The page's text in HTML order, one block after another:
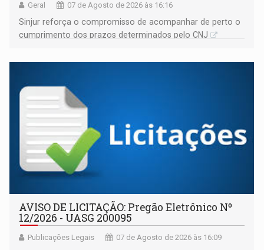
Geral 07 de Agosto de 2026 às 16:16
Sinjur reforça o compromisso de acompanhar de perto o
cumprimento dos prazos determinados pelo CNJ
AVISO DE LICITAÇÃO: Pregão Eletrônico Nº
12/2026 - UASG 200095
Publicações Legais 07 de Agosto de 2026 às 16:09